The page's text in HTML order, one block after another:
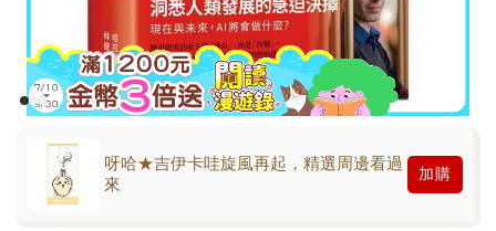
呀哈★吉伊卡哇旋風再起，精選周邊看過
來
加購